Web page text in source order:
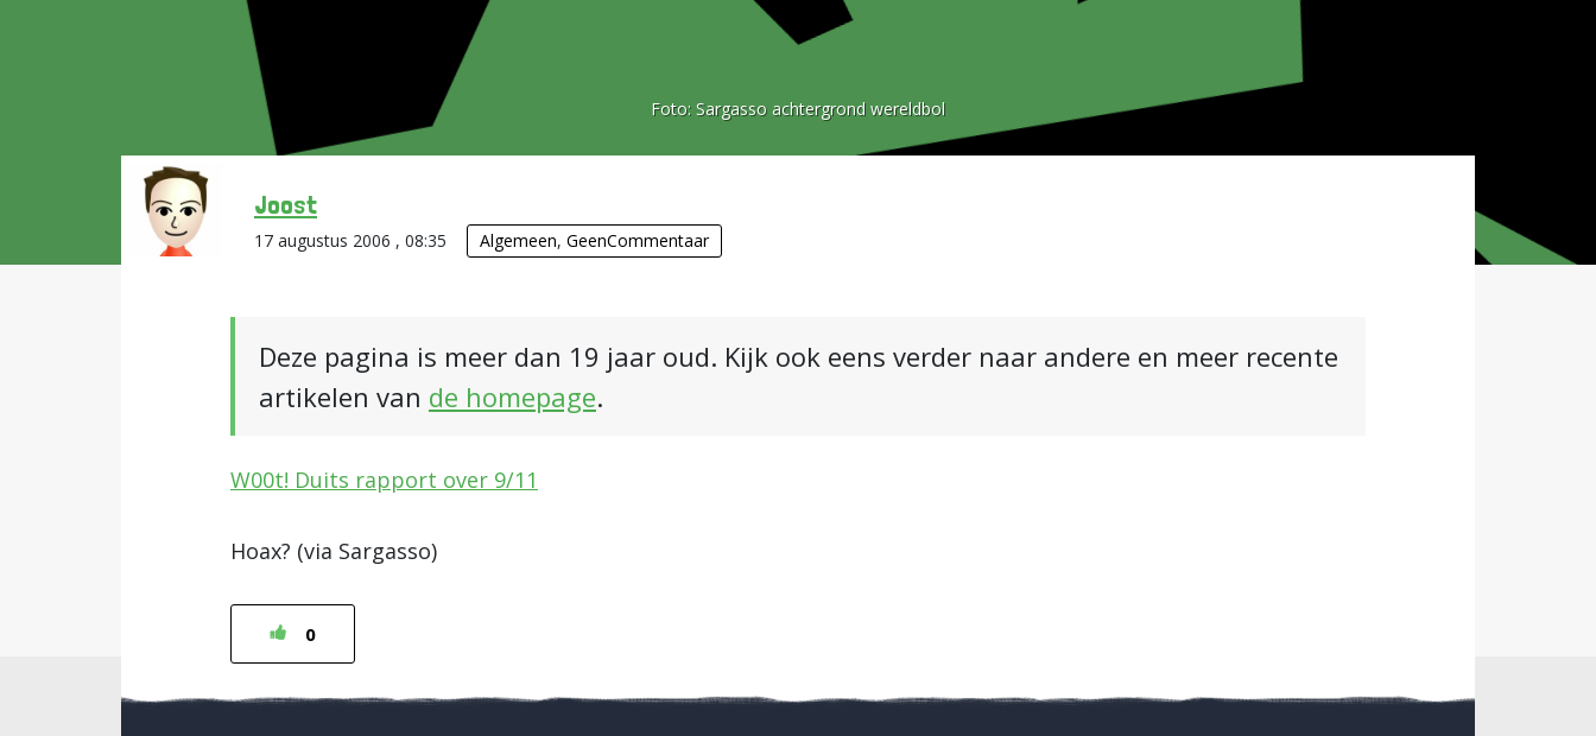
Foto: Sargasso achtergrond wereldbol
Joost
17 augustus 2006 , 08:35 Algemeen, GeenCommentaar
Deze pagina is meer dan 19 jaar oud. Kijk ook eens verder naar andere en meer recente
artikelen van de homepage.
W00t! Duits rapport over 9/11
Hoax? (via Sargasso)
0